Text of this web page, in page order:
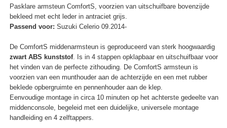
Pasklare armsteun ComfortS, voorzien van uitschuifbare bovenzijde
bekleed met echt leder in antraciet grijs.
Passend voor: Suzuki Celerio 09.2014-
De ComfortS middenarmsteun is geproduceerd van sterk hoogwaardig
zwart ABS kunststof. Is in 4 stappen opklapbaar en uitschuifbaar voor
het vinden van de perfecte zithouding. De ComfortS armsteun is
voorzien van een munthouder aan de achterzijde en een met rubber
beklede opbergruimte en pennenhouder aan de klep.
Eenvoudige montage in circa 10 minuten op het achterste gedeelte van
middenconsole, begeleid met een duidelijke, universele montage
handleiding en 4 zelftappers.